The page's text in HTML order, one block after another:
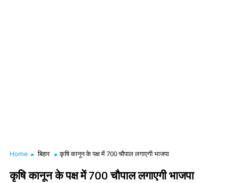
Home बिहार कृषि कानून के पक्ष में 700 चौपाल लगाएगी भाजपा
कृषि कानून के पक्ष में 700 चौपाल लगाएगी भाजपा